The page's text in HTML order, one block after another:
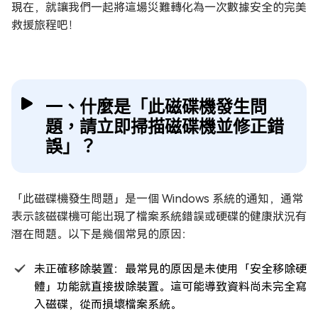
現在，就讓我們一起將這場災難轉化為一次數據安全的完美
救援旅程吧！
一、什麼是「此磁碟機發生問
題，請立即掃描磁碟機並修正錯
誤」？
「此磁碟機發生問題」是一個 Windows 系統的通知，通常
表示該磁碟機可能出現了檔案系統錯誤或硬碟的健康狀況有
潛在問題。以下是幾個常見的原因：
未正確移除裝置：最常見的原因是未使用「安全移除硬
體」功能就直接拔除裝置。這可能導致資料尚未完全寫
入磁碟，從而損壞檔案系統。